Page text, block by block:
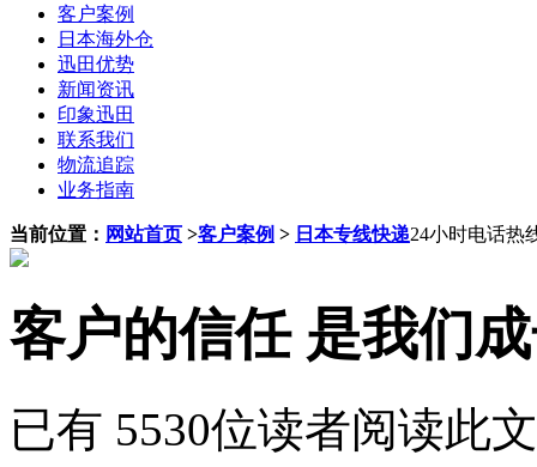
客户案例
日本海外仓
迅田优势
新闻资讯
印象迅田
联系我们
物流追踪
业务指南
当前位置： 网站首页 >客户案例 > 日本专线快递24小时电话热
客户的信任 是我们
已有 5530位读者阅读此